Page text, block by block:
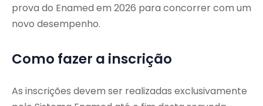
prova do Enamed em 2026 para concorrer com um
novo desempenho.
Como fazer a inscrição
As inscrições devem ser realizadas exclusivamente